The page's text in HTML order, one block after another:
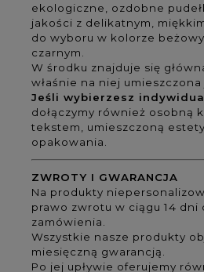
ekologiczne, ozdobne
jakości z delikatnym,
do wyboru w kolorze
czarnym.
W środku znajduje się
właśnie na niej umieszczona
Jeśli wybierzesz
dołączymy również osobną
tekstem, umieszczoną
opakowania.
ZWROTY I GWARANCJA
Na produkty
prawo zwrotu w ciągu 14 dni
zamówienia.
Wszystkie nasze produkty
miesięczną gwarancją.
Po jej upływie oferujemy